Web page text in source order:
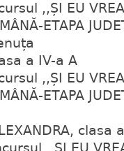
,,ȘI EU
ETAPA
a IV-a A
,,ȘI EU
ETAPA
clasa
,,ȘI EU